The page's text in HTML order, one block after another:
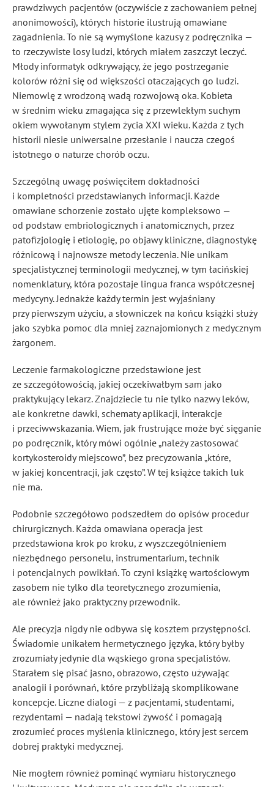
prawdziwych pacjentów (oczywiście z zachowaniem pełnej
anonimowości), których historie ilustrują omawiane
zagadnienia. To nie są wymyślone kazusy z podręcznika —
to rzeczywiste losy ludzi, których miałem zaszczyt leczyć.
Młody informatyk odkrywający, że jego postrzeganie
kolorów różni się od większości otaczających go ludzi.
Niemowlę z wrodzoną wadą rozwojową oka. Kobieta
w średnim wieku zmagająca się z przewlekłym suchym
okiem wywołanym stylem życia XXI wieku. Każda z tych
historii niesie uniwersalne przesłanie i naucza czegoś
istotnego o naturze chorób oczu.
Szczególną uwagę poświęciłem dokładności
i kompletności przedstawianych informacji. Każde
omawiane schorzenie zostało ujęte kompleksowo —
od podstaw embriologicznych i anatomicznych, przez
patofizjologię i etiologię, po objawy kliniczne, diagnostykę
różnicową i najnowsze metody leczenia. Nie unikam
specjalistycznej terminologii medycznej, w tym łacińskiej
nomenklatury, która pozostaje lingua franca współczesnej
medycyny. Jednakże każdy termin jest wyjaśniany
przy pierwszym użyciu, a słowniczek na końcu książki służy
jako szybka pomoc dla mniej zaznajomionych z medycznym
żargonem.
Leczenie farmakologiczne przedstawione jest
ze szczegółowością, jakiej oczekiwałbym sam jako
praktykujący lekarz. Znajdziecie tu nie tylko nazwy leków,
ale konkretne dawki, schematy aplikacji, interakcje
i przeciwwskazania. Wiem, jak frustrujące może być sięganie
po podręcznik, który mówi ogólnie „należy zastosować
kortykosteroidy miejscowo”, bez precyzowania „które,
w jakiej koncentracji, jak często”. W tej książce takich luk
nie ma.
Podobnie szczegółowo podszedłem do opisów procedur
chirurgicznych. Każda omawiana operacja jest
przedstawiona krok po kroku, z wyszczególnieniem
niezbędnego personelu, instrumentarium, technik
i potencjalnych powikłań. To czyni książkę wartościowym
zasobem nie tylko dla teoretycznego zrozumienia,
ale również jako praktyczny przewodnik.
Ale precyzja nigdy nie odbywa się kosztem przystępności.
Świadomie unikałem hermetycznego języka, który byłby
zrozumiały jedynie dla wąskiego grona specjalistów.
Starałem się pisać jasno, obrazowo, często używając
analogii i porównań, które przybliżają skomplikowane
koncepcje. Liczne dialogi — z pacjentami, studentami,
rezydentami — nadają tekstowi żywość i pomagają
zrozumieć proces myślenia klinicznego, który jest sercem
dobrej praktyki medycznej.
Nie mogłem również pominąć wymiaru historycznego